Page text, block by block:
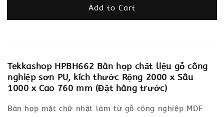
Add to Cart
Tekkashop HPBH662 Bàn họp chất liệu gỗ công
nghiệp sơn PU, kích thước Rộng 2000 x Sâu
1000 x Cao 760 mm (Đặt hàng trước)
Bàn họp mặt chữ nhật làm từ gỗ công nghiệp MDF